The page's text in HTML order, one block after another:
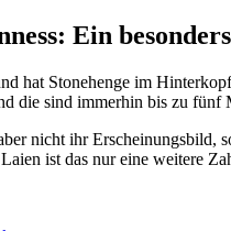
Ein
hat Stonehenge im
die sind immerhin bis zu fünf
nicht ihr Erscheinungsbild,
ist das nur eine weitere